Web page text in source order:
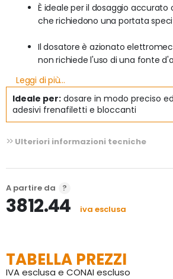
È ideale per il dosaggio accurato
che richiedono una portata
Il dosatore è azionato
non richiede l'uso di una fonte
Trasferisce liquidi attraverso lo
pressione applicato dal rotore
tubo che trasporta il materiale
valvola di dosaggio manuale.
Leggi di più...
Ideale per: dosare in modo preciso
adesivi frenafiletti e bloccanti
Ulteriori informazioni tecniche
A partire da
3812.44 iva esclusa
TABELLA PREZZI
IVA esclusa e CONAI escluso